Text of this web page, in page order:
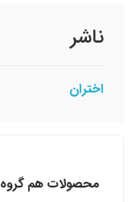
ناشر
اختران
محصولات هم گروه